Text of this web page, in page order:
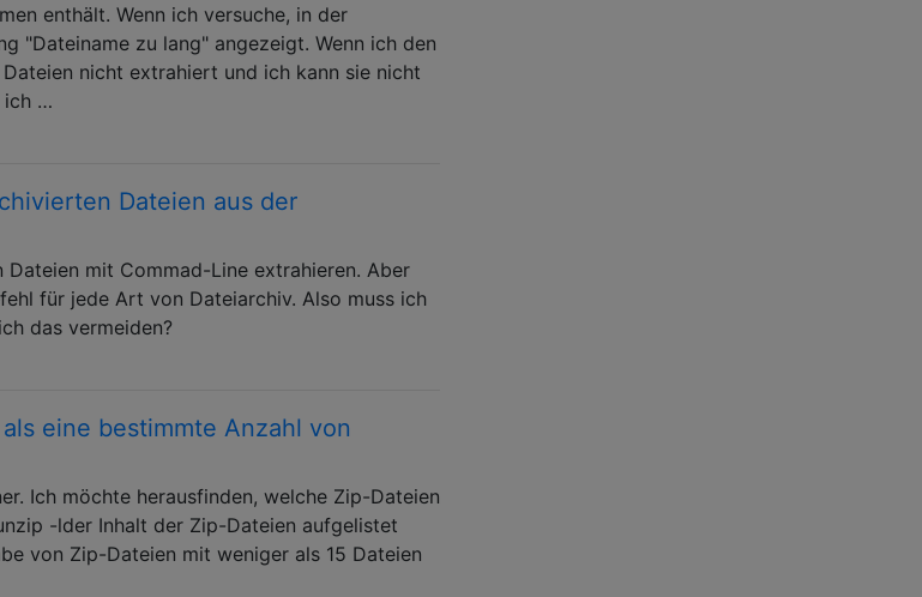
enthält. Wenn ich versuche, in der
"Dateiname zu lang" angezeigt. Wenn ich den
nicht extrahiert und ich kann sie nicht
ich …
Dateien aus der
mit Commad-Line extrahieren. Aber
für jede Art von Dateiarchiv. Also muss ich
das vermeiden?
eine bestimmte Anzahl von
Ich möchte herausfinden, welche Zip-Dateien
-lder Inhalt der Zip-Dateien aufgelistet
von Zip-Dateien mit weniger als 15 Dateien